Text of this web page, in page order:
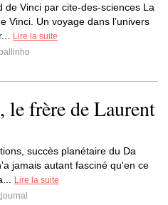
de Vinci par cite-des-sciences La
Vinci. Un voyage dans l’univers
Lire la suite
frère de Laurent
succès planétaire du Da
jamais autant fasciné qu'en ce
Lire la suite